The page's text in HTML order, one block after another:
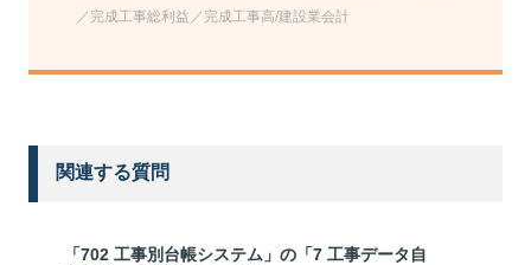
／完成工事総利益／完成工事高/建設業会計
関連する質問
「702 工事別台帳システム」の「7 工事データ自